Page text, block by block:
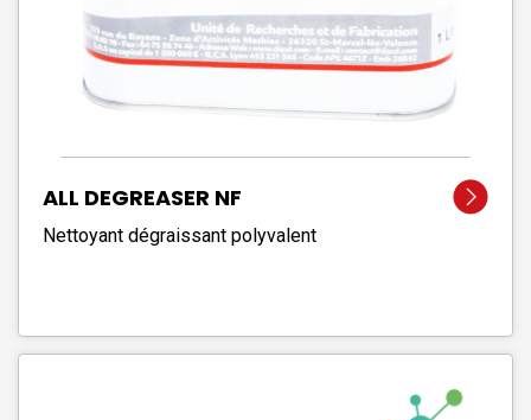
ALL DEGREASER NF
Nettoyant dégraissant polyvalent